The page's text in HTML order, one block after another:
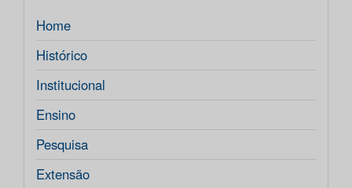
Home
Histórico
Institucional
Ensino
Pesquisa
Extensão